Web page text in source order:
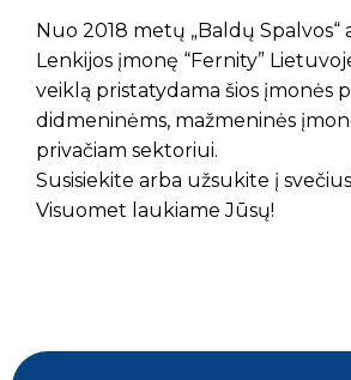
Nuo 2018 metų „Baldų Spalvos“
Lenkijos įmonę “Fernity”
veiklą pristatydama šios įmonės
didmeninėms, mažmeninės
privačiam sektoriui.
Susisiekite arba užsukite į
Visuomet laukiame Jūsų!